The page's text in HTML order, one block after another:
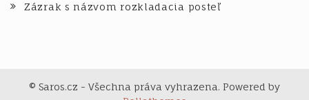
Zázrak s názvom rozkladacia posteľ
© Saros.cz - Všechna práva vyhrazena. Powered by